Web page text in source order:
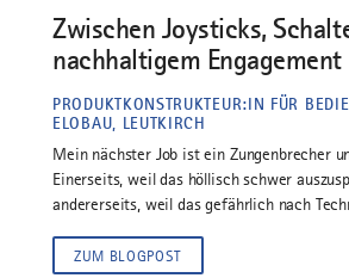
Zwischen Joysticks,
nachhaltigem Engagement
PRODUKTKONSTRUKTEUR:IN FÜR
ELOBAU, LEUTKIRCH
Mein nächster Job ist ein Zungenbrecher
Einerseits, weil das höllisch schwer
andererseits, weil das gefährlich nach
ZUM BLOGPOST